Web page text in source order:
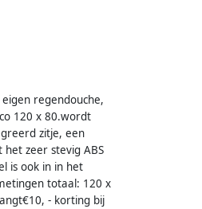
regendouche,
120 x 80.wordt
zitje, een
zeer stevig ABS
is ook in in het
totaal: 120 x
- korting bij